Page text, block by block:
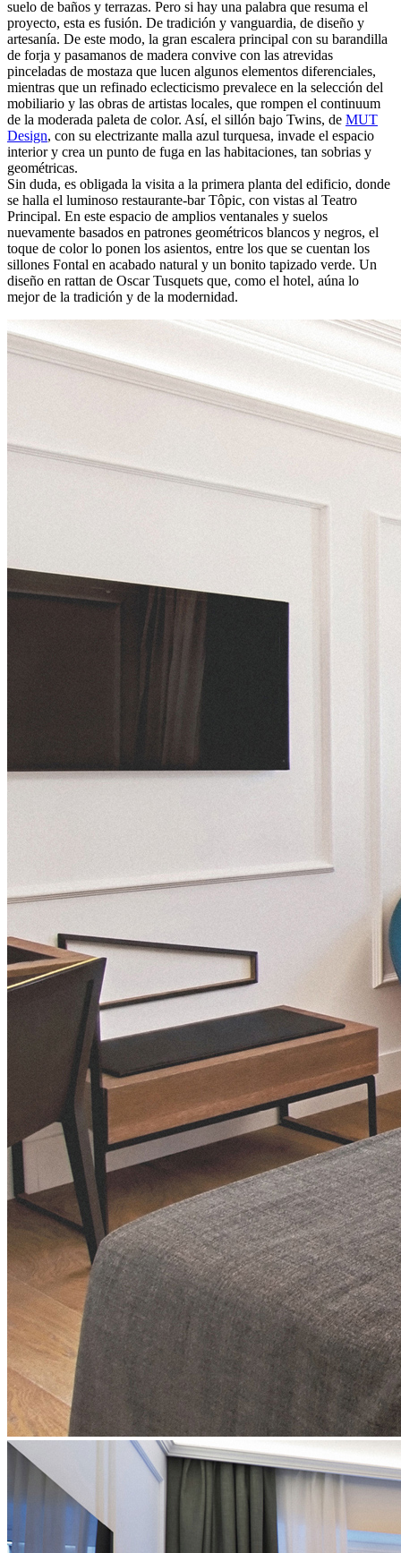
suelo de baños y terrazas. Pero si hay una palabra que resuma el
proyecto, esta es fusión. De tradición y vanguardia, de diseño y
artesanía. De este modo, la gran escalera principal con su barandilla
de forja y pasamanos de madera convive con las atrevidas
pinceladas de mostaza que lucen algunos elementos diferenciales,
mientras que un refinado eclecticismo prevalece en la selección del
mobiliario y las obras de artistas locales, que rompen el continuum
de la moderada paleta de color. Así, el sillón bajo Twins, de MUT
Design, con su electrizante malla azul turquesa, invade el espacio
interior y crea un punto de fuga en las habitaciones, tan sobrias y
geométricas.
Sin duda, es obligada la visita a la primera planta del edificio, donde
se halla el luminoso restaurante-bar Tôpic, con vistas al Teatro
Principal. En este espacio de amplios ventanales y suelos
nuevamente basados en patrones geométricos blancos y negros, el
toque de color lo ponen los asientos, entre los que se cuentan los
sillones Fontal en acabado natural y un bonito tapizado verde. Un
diseño en rattan de Oscar Tusquets que, como el hotel, aúna lo
mejor de la tradición y de la modernidad.